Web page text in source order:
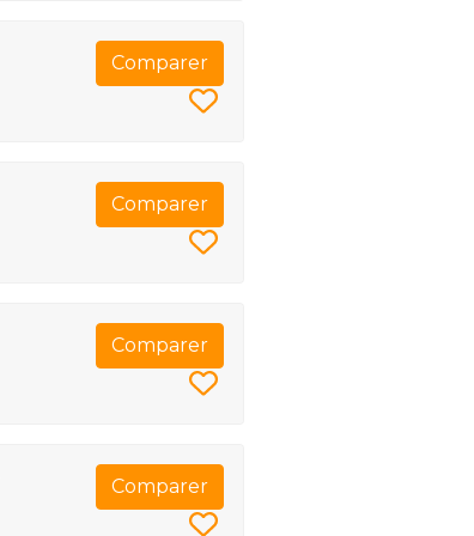
Comparer
Comparer
Comparer
Comparer